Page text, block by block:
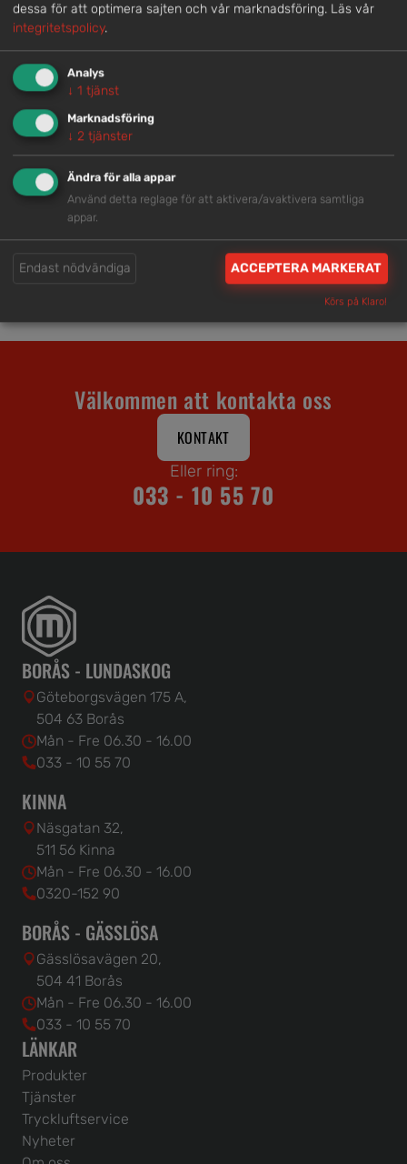
Snabb service
Vi har tillgänglig personal som är redo att hjälpa dig.
Trygg rådgivning
Våra hjälpsamma medarbetare är experter inom
Brett och samlat utbud
Vi har en välsorterad maskinpark med hög
tillgänglighet.
Välkommen att kontakta oss
KONTAKT
Eller ring:
033 - 10 55 70
BORÅS - LUNDASKOG
Göteborgsvägen 175 A,
504 63 Borås
Mån - Fre 06.30 - 16.00
033 - 10 55 70
KINNA
Näsgatan 32,
511 56 Kinna
Mån - Fre 06.30 - 16.00
0320-152 90
BORÅS - GÄSSLÖSA
Gässlösavägen 20,
504 41 Borås
Mån - Fre 06.30 - 16.00
033 - 10 55 70
LÄNKAR
Produkter
Tjänster
Tryckluftservice
Nyheter
dessa för att optimera sajten och vår marknadsföring. Läs vår
integritetspolicy.
Analys
↓ 1 tjänst
Marknadsföring
↓ 2 tjänster
Ändra för alla appar
Använd detta reglage för att aktivera/avaktivera samtliga
appar.
Endast nödvändiga ACCEPTERA MARKERAT
Körs på Klaro!